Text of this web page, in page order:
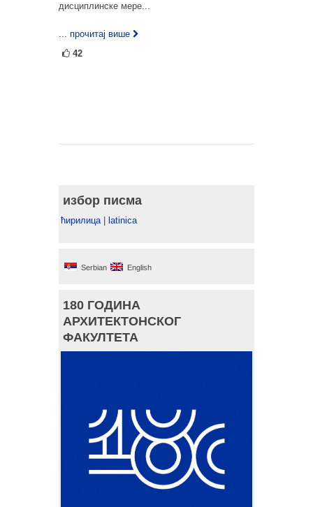
дисциплинске мере...
... прочитај више
42
избор писма
ћирилица| latinica
Serbian English
180 ГОДИНА
АРХИТЕКТОНСКОГ
ФАКУЛТЕТА